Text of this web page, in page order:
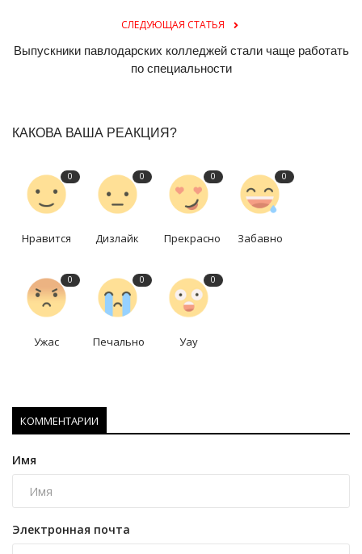
СЛЕДУЮЩАЯ СТАТЬЯ
Выпускники павлодарских колледжей стали чаще работать
по специальности
КАКОВА ВАША РЕАКЦИЯ?
0
Нравится
0
Дизлайк
0
Прекрасно
0
Забавно
0
Ужас
0
Печально
0
Уау
КОММЕНТАРИИ
Имя
Электронная почта